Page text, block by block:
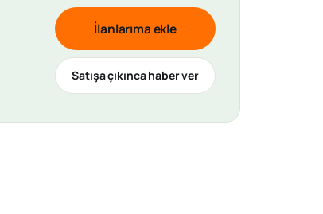
İlanlarıma ekle
Satışa çıkınca haber ver